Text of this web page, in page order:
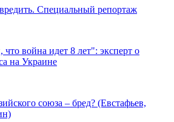
Специальный репортаж
война идет 8 лет": эксперт о
на Украине
союза – бред? (Евстафьев,